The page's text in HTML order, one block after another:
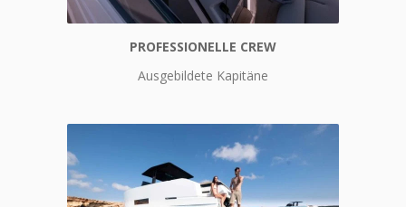
Professionelle Crew
PROFESSIONELLE CREW
Ausgebildete Kapitäne